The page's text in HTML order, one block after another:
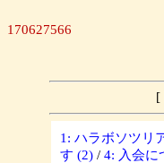
170627566
[
1: ハラボソツリ
す (2) / 4: 入会に